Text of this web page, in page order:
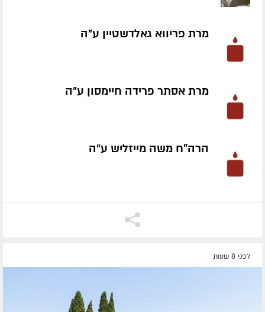
מרת פריווא גאלדשטיין ע״ה
מרת אסתר פרידה חיימסון ע״ה
הרה"ח משה מייזליש ע״ה
לפני 8 שעות